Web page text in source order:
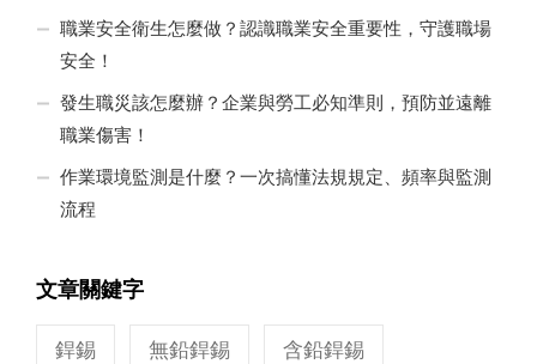
職業安全衛生怎麼做？認識職業安全重要性，守護職場
安全！
發生職災該怎麼辦？企業與勞工必知準則，預防並遠離
職業傷害！
作業環境監測是什麼？一次搞懂法規規定、頻率與監測
流程
文章關鍵字
銲錫 無鉛銲錫 含鉛銲錫